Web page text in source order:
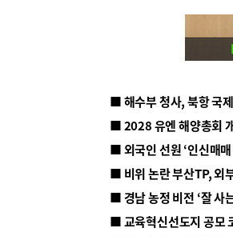
■ 해수부 청사, 북항 국
■ 2028 유엔 해양총회
■ 외국인 선원 ‘인신매
■ 비위 논란 부산TP, 외